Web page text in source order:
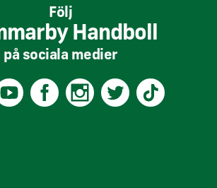
Följ
Handboll
på sociala medier